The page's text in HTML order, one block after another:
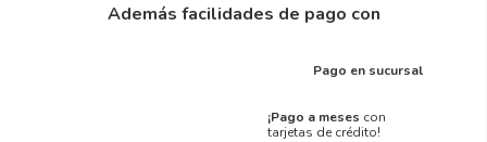
Además facilidades de pago con
Pago en sucursal
¡Pago a meses con
tarjetas de crédito!